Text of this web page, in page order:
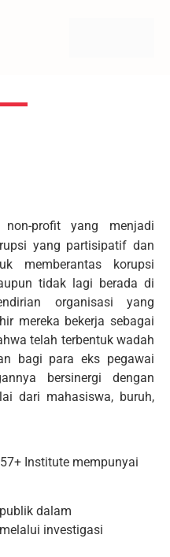
profit yang menjadi
yang partisipatif dan
memberantas korupsi
tidak lagi berada di
organisasi yang
mereka bekerja sebagai
telah terbentuk wadah
bagi para eks pegawai
bersinergi dengan
dari mahasiswa, buruh,
Institute mempunyai
dalam
investigasi